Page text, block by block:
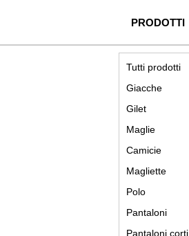
PRODOTTI
Tutti prodotti
Giacche
Gilet
Maglie
Camicie
Magliette
Polo
Pantaloni
Pantaloni corti